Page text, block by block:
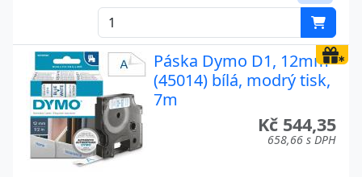
Páska Dymo D1, 12mm
(45014) bílá, modrý tisk,
7m
Kč 544,35
658,66 s DPH